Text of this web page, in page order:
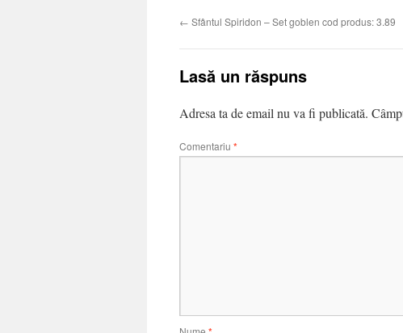
← Sfântul Spiridon – Set goblen cod produs: 3.89
Lasă un răspuns
Adresa ta de email nu va fi publicată.
Comentariu *